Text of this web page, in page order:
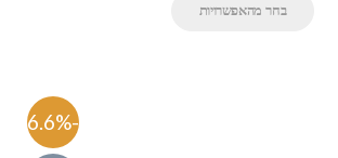
בחר מהאפשרויות
-56.6%